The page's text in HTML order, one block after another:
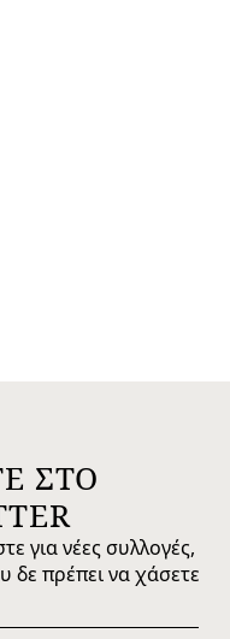
ΣΤΟ
για νέες συλλογές,
δε πρέπει να χάσετε